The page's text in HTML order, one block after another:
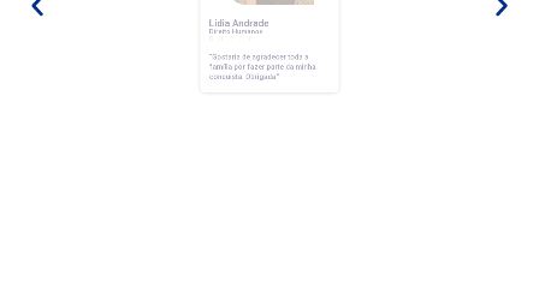
Lídia Andrade
Direito Humanos